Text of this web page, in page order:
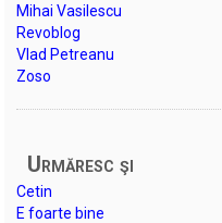
Mihai Vasilescu
Revoblog
Vlad Petreanu
Zoso
Urmăresc şi
Cetin
E foarte bine